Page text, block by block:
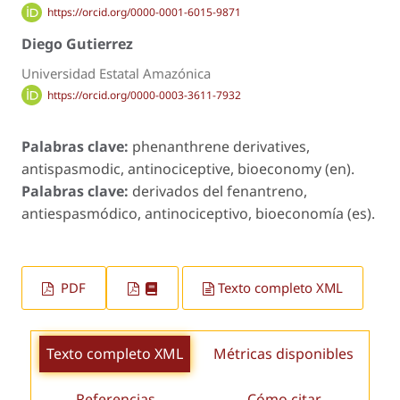
https://orcid.org/0000-0001-6015-9871
Diego Gutierrez
Universidad Estatal Amazónica
https://orcid.org/0000-0003-3611-7932
Palabras clave: phenanthrene derivatives,
antispasmodic, antinociceptive, bioeconomy (en).
Palabras clave: derivados del fenantreno,
antiespasmódico, antinociceptivo, bioeconomía (es).
PDF Texto completo XML
Texto completo XML Métricas disponibles